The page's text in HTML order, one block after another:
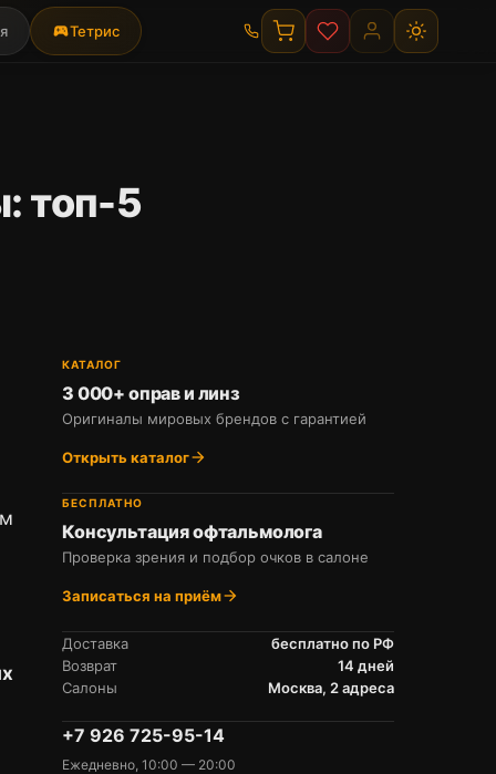
sports_esportsТетрис
топ-5
КАТАЛОГ
3 000+ оправ и линз
Оригиналы мировых брендов с гарантией
Открыть каталогarrow_forward
БЕСПЛАТНО
Консультация офтальмолога
Проверка зрения и подбор очков в салоне
Записаться на приёмarrow_forward
Доставка
бесплатно по РФ
Возврат
14 дней
Салоны
Москва, 2 адреса
+7 926 725-95-14
Ежедневно, 10:00 — 20:00